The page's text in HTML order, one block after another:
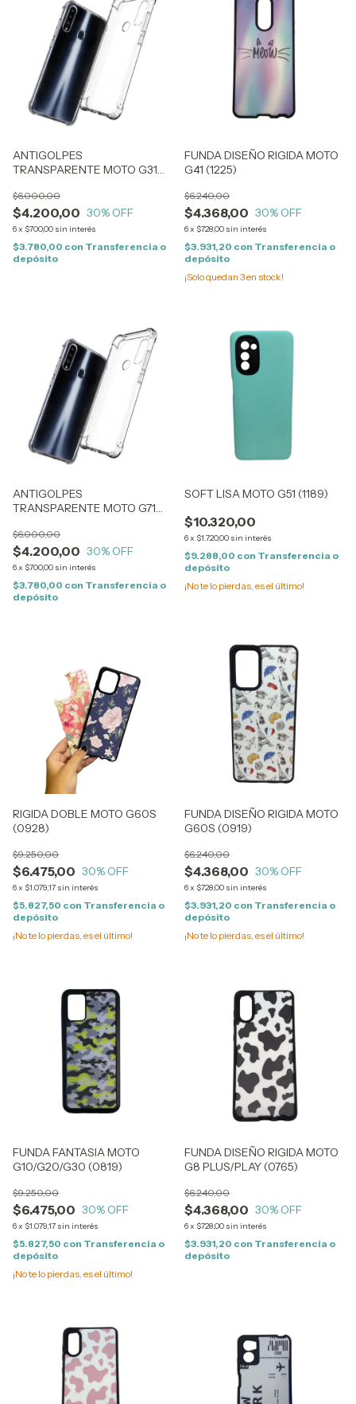
ANTIGOLPES
TRANSPARENTE MOTO G31
$4.200,00
$6.000,00
30% OFF
6x $700,00 sin interés
$3.780,00 con Transferencia o
depósito
FUNDA DISEÑO RIGIDA MOTO
G41 (1225)
$4.368,00
$6.240,00
30% OFF
6x $728,00 sin interés
$3.931,20 con Transferencia o
depósito
¡Solo quedan 3en stock!
ANTIGOLPES
TRANSPARENTE MOTO G71
$4.200,00
$6.000,00
30% OFF
6x $700,00 sin interés
$3.780,00 con Transferencia o
depósito
SOFT LISA MOTO G51 (1189)
$10.320,00
6x $1.720,00 sin interés
$9.288,00 con Transferencia o
depósito
¡No te lo pierdas, es el último!
RIGIDA DOBLE MOTO G60S
(0928)
$6.475,00
$9.250,00
30% OFF
6x $1.079,17 sin interés
$5.827,50 con Transferencia o
depósito
¡No te lo pierdas, es el último!
FUNDA DISEÑO RIGIDA MOTO
G60S (0919)
$4.368,00
$6.240,00
30% OFF
6x $728,00 sin interés
$3.931,20 con Transferencia o
depósito
¡No te lo pierdas, es el último!
FUNDA FANTASIA MOTO
G10/G20/G30 (0819)
$6.475,00
$9.250,00
30% OFF
6x $1.079,17 sin interés
$5.827,50 con Transferencia o
depósito
¡No te lo pierdas, es el último!
FUNDA DISEÑO RIGIDA MOTO
G8 PLUS/PLAY (0765)
$4.368,00
$6.240,00
30% OFF
6x $728,00 sin interés
$3.931,20 con Transferencia o
depósito